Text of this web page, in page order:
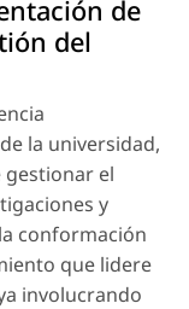
de
del
la universidad,
gestionar el
y
conformación
que lidere
involucrando